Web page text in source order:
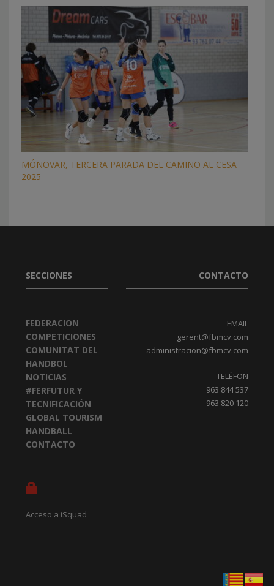
MÓNOVAR, TERCERA PARADA DEL CAMINO AL CESA
2025
SECCIONES
FEDERACION
COMPETICIONES
COMUNITAT DEL
HANDBOL
NOTICIAS
#FERFUTUR Y
TECNIFICACIÓN
GLOBAL TOURISM
HANDBALL
CONTACTO
Acceso a iSquad
CONTACTO
EMAIL
gerent@fbmcv.com
administracion@fbmcv.com
TELÈFON
963 844 537
963 820 120